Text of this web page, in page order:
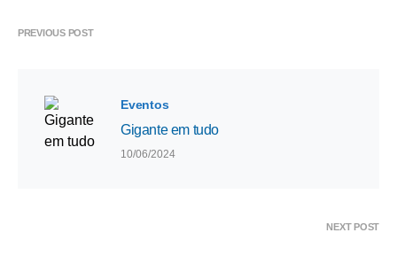
PREVIOUS POST
Eventos
Gigante em tudo
10/06/2024
NEXT POST